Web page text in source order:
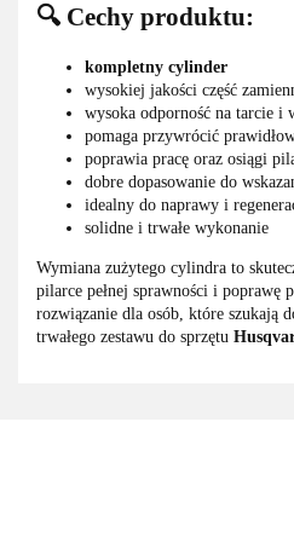
🔍 Cechy produktu:
kompletny cylinder
wysokiej jakości część
wysoka odporność na tarcie i
pomaga przywrócić
poprawia pracę oraz osiągi
dobre dopasowanie do
idealny do naprawy i
solidne i trwałe wykonanie
Wymiana zużytego cylindra to
pilarce pełnej sprawności i poprawę
rozwiązanie dla osób, które szukają
trwałego zestawu do sprzętu